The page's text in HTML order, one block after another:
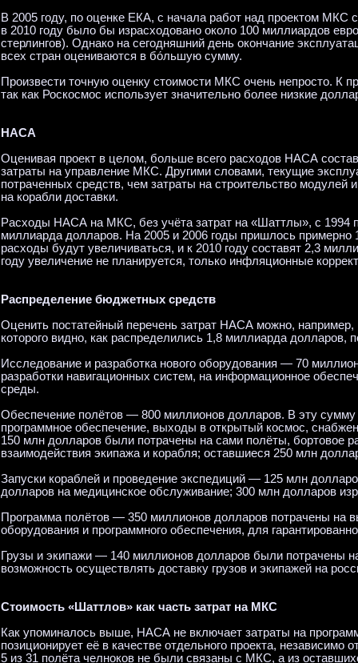
В 2005 году, по оценке ЕКА, с начала работ над проектом МКС
в 2010 году было бы израсходовано около 100 миллиардов
стерлингов). Однако на сегодняшний день окончание
всех стран оцениваются в бо́льшую сумму.
Произвести точную оценку стоимости МКС очень непросто. К
так как Роскосмос использует значительно более низкие
НАСА
Оценивая проект в целом, больше всего расходов НАСА
затраты на управление МКС. Другими словами, текущие
потраченных средств, чем затраты на строительство модулей
на корабли доставки.
Расходы НАСА на МКС, без учёта затрат на «Шаттлы», с 1994
миллиарда долларов. На 2005 и 2006 годы пришлось
расходы будут увеличиваться, и к 2010 году составят 2,3
году увеличение не планируется, только инфляционные
Распределение бюджетных средств
Оценить постатейный перечень затрат НАСА можно, например,
которого видно, как распределились 1,8 миллиарда
Исследование и разработка нового оборудования — 70
разработки навигационных систем, на информационное
среды.
Обеспечение полётов — 800 миллионов долларов. В эту
программное обеспечение, выходы в открытый космос,
150 млн долларов были потрачены на сами полёты, бортовое
взаимодействия экипажа и корабля; оставшиеся 250 млн
Запуски кораблей и проведение экспедиций — 125 млн
долларов на медицинское обслуживание; 300 млн долларов
Программа полётов — 350 миллионов долларов потрачены на
оборудования и программного обеспечения, для
Грузы и экипажи — 140 миллионов долларов были потрачены
возможность осуществлять доставку грузов и экипажей на
Стоимость «Шаттлов» как часть затрат на МКС
Как упоминалось выше, НАСА не включает затраты на
позиционирует её в качестве отдельного проекта,
5 из 31 полёта челноков не были связаны с МКС, а из